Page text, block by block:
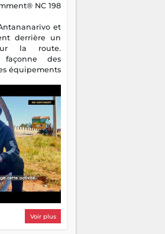
NC 198
et
derrière un
la route.
des
équipements
campagnes
discret mais
Voir plus